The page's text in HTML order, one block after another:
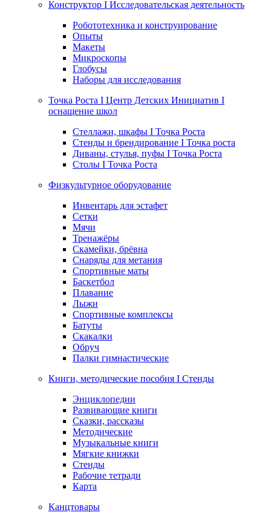
Конструктор I Исследовательская деятельность
Робототехника и конструирование
Опыты
Макеты
Микроскопы
Глобусы
Наборы для исследования
Точка Роста I Центр Детских Инициатив I
оснащение школ
Стеллажи, шкафы I Точка Роста
Стенды и брендирование I Точка роста
Диваны, стулья, пуфы I Точка Роста
Столы I Точка Роста
Физкультурное оборудование
Инвентарь для эстафет
Сетки
Мячи
Тренажёры
Скамейки, брёвна
Снаряды для метания
Спортивные маты
Баскетбол
Плавание
Лыжи
Спортивные комплексы
Батуты
Скакалки
Обруч
Палки гимнастические
Книги, методические пособия I Стенды
Энциклопедии
Развивающие книги
Сказки, рассказы
Методические
Музыкальные книги
Мягкие книжки
Стенды
Рабочие тетради
Карта
Канцтовары